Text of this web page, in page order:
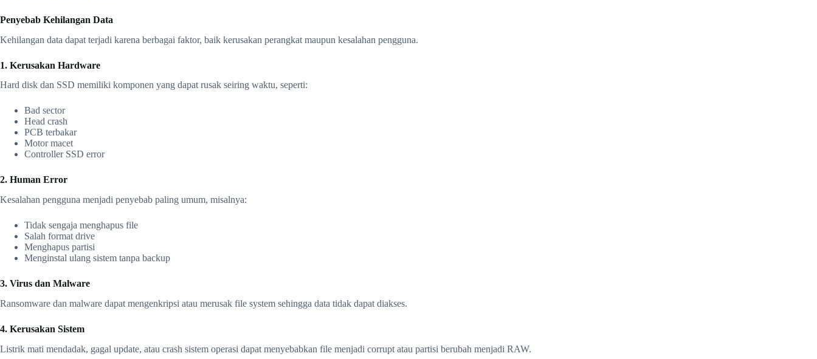
Penyebab Kehilangan Data
Kehilangan data dapat terjadi karena berbagai faktor, baik kerusakan perangkat maupun kesalahan pengguna.
1. Kerusakan Hardware
Hard disk dan SSD memiliki komponen yang dapat rusak seiring waktu, seperti:
Bad sector
Head crash
PCB terbakar
Motor macet
Controller SSD error
2. Human Error
Kesalahan pengguna menjadi penyebab paling umum, misalnya:
Tidak sengaja menghapus file
Salah format drive
Menghapus partisi
Menginstal ulang sistem tanpa backup
3. Virus dan Malware
Ransomware dan malware dapat mengenkripsi atau merusak file system sehingga data tidak dapat diakses.
4. Kerusakan Sistem
Listrik mati mendadak, gagal update, atau crash sistem operasi dapat menyebabkan file menjadi corrupt atau partisi berubah menjadi RAW.